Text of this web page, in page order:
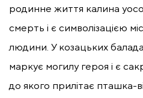
родинне життя калина
смерть і є символізацією
людини. У козацьких
маркує могилу героя і є
до якого прилітає пташка-